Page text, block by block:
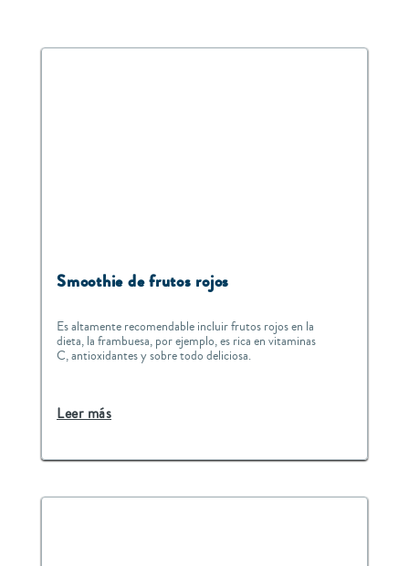
Smoothie de frutos rojos
Es altamente recomendable incluir frutos rojos en la
dieta, la frambuesa, por ejemplo, es rica en vitaminas
C, antioxidantes y sobre todo deliciosa.
Leer más